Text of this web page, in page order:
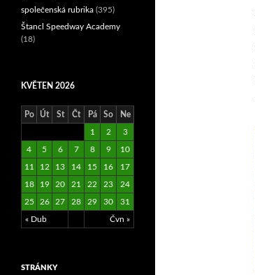
společenská rubrika (395)
Štancl Speedway Academy
(18)
KVĚTEN 2026
Po Út St Čt Pá So Ne
« Dub Čvn »
1 2 3
4 5 6 7 8 9 10
11 12 13 14 15 16 17
18 19 20 21 22 23 24
25 26 27 28 29 30 31
STRÁNKY